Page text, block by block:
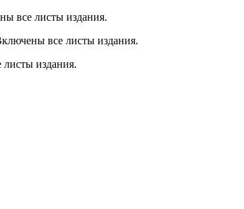
все листы издания.
все листы издания.
издания.